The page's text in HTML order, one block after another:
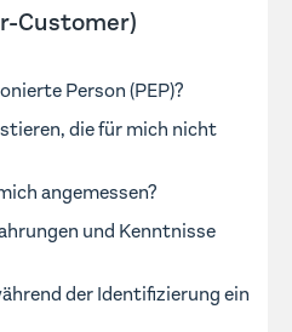
Customer)
Person (PEP)?
die für mich nicht
angemessen?
und Kenntnisse
der Identifizierung ein